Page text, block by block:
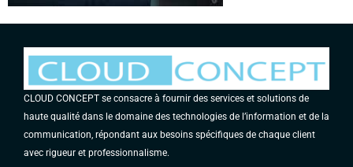
CLOUD CONCEPT se consacre à fournir des services et solutions de
haute qualité dans le domaine des technologies de l’information et de la
communication, répondant aux besoins spécifiques de chaque client
avec rigueur et professionnalisme.